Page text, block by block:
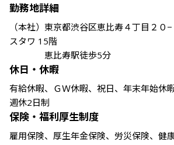
勤務地詳細
（本社）東京都渋谷区恵比寿４丁目２０
スタワ 15階
恵比寿駅徒歩5分
休日・休暇
有給休暇、ＧＷ休暇、祝日、年末年始休暇
週休2日制
保険・福利厚生制度
雇用保険、厚生年金保険、労災保険、健